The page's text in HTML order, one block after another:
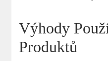
Výhody
Produktů